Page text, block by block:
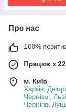
Про нас
100%
Працює з
м. Київ
Харків,
Чернівці,
Чернігів,